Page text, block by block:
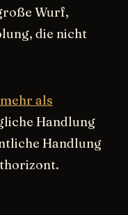
Wurf,
die nicht
als
Handlung
Handlung